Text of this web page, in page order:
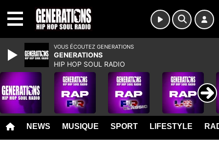
NEWS MUSIQUE SPORT LIFESTYLE
VOUS ÉCOUTEZ GENERATIONS
GENERATIONS
HIP HOP SOUL RADIO